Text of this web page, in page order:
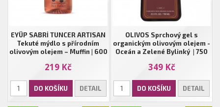
EYÜP SABRİ TUNCER ARTISAN
Tekuté mýdlo s přírodním
olivovým olejem – Muffin | 600
219 Kč
DO KOŠÍKU DETAIL
OLIVOS Sprchový gel s
organickým olivovým olejem -
Oceán a Zelené Bylinký | 750
349 Kč
DO KOŠÍKU DETAIL